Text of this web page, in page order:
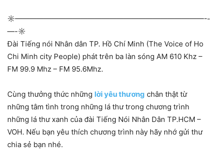
☼—————————————­—————————————-­
—-☼
Đài Tiếng nói Nhân dân TP. Hồ Chí Minh (The Voice of Ho
Chi Minh city People) phát trên ba làn sóng AM 610 Khz –
FM 99.9 Mhz – FM 95.6Mhz.
Cùng thưởng thức những lời yêu thương chân thật từ
những tâm tình trong những lá thư trong chương trình
những lá thư xanh của đài Tiếng Nói Nhân Dân TP.HCM –
VOH. Nếu bạn yêu thích chương trình này hãy nhớ gửi thư
chia sẻ bạn nhé.